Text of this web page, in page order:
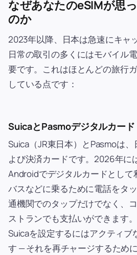
なぜあなたのeSIMが思
のか
2023年以降、日本は急速にキャ
日常の取引の多くにはモバイル
要です。これはほとんどの旅行
している点です：
SuicaとPasmoデジタルカード
Suica（JR東日本）とPasmoは
よび決済カードです。2026年に
Androidでデジタルカードとして
バスなどに乗るために電話をタ
通機関でのタップだけでなく、
ストランでも支払いができます
Suicaを設定するにはアクティブ
す — それを再チャージするため